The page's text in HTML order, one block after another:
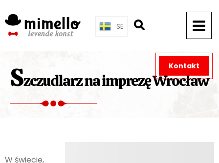
to
content
SE
Szczudlarz na imprezę Wrocław
W świecie,
Kontakt